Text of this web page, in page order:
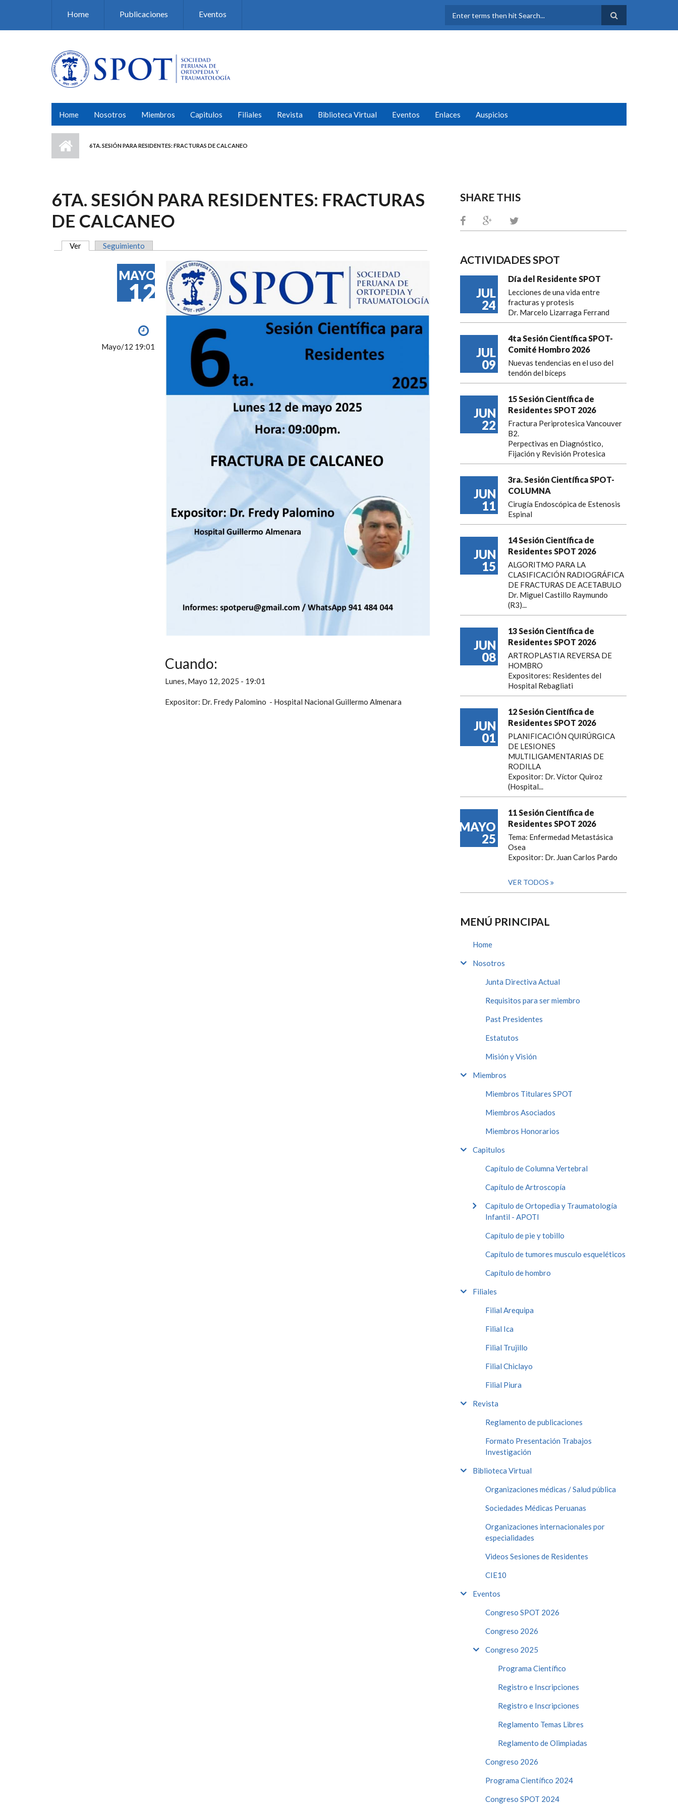
Home Publicaciones Eventos
FORMULARIO DE
Home Nosotros Miembros Capitulos Filiales Revista Biblioteca Virtual Eventos Enlaces Auspicios
6TA. SESIÓN PARA RESIDENTES: FRACTURAS DE CALCANEO
6TA. SESIÓN PARA RESIDENTES: FRACTURAS
DE CALCANEO
SOLAPAS PRINCIPALES
Ver (solapa activa)
Seguimiento
MAYO
12
Mayo/12 19:01
Cuando:
Lunes, Mayo 12, 2025 - 19:01
Expositor: Dr. Fredy Palomino - Hospital Nacional Guillermo Almenara
SHARE THIS
ACTIVIDADES SPOT
JUL
24
Día del Residente SPOT
Lecciones de una vida entre
fracturas y protesis
Dr. Marcelo Lizarraga Ferrand
JUL
09
4ta Sesión Científica SPOT-
Comité Hombro 2026
Nuevas tendencias en el uso del
tendón del bíceps
JUN
22
15 Sesión Científica de
Residentes SPOT 2026
Fractura Periprotesica Vancouver
B2.
Perpectivas en Diagnóstico,
Fijación y Revisión Protesica
JUN
11
3ra. Sesión Científica SPOT-
COLUMNA
Cirugía Endoscópica de Estenosis
Espinal
JUN
15
14 Sesión Científica de
Residentes SPOT 2026
ALGORITMO PARA LA
CLASIFICACIÓN RADIOGRÁFICA
DE FRACTURAS DE ACETABULO
Dr. Miguel Castillo Raymundo
(R3)...
JUN
08
13 Sesión Científica de
Residentes SPOT 2026
ARTROPLASTIA REVERSA DE
HOMBRO
Expositores: Residentes del
Hospital Rebagliati
JUN
01
12 Sesión Científica de
Residentes SPOT 2026
PLANIFICACIÓN QUIRÚRGICA
DE LESIONES
MULTILIGAMENTARIAS DE
RODILLA
Expositor: Dr. Víctor Quiroz
(Hospital...
MAYO
25
11 Sesión Científica de
Residentes SPOT 2026
Tema: Enfermedad Metastásica
Osea
Expositor: Dr. Juan Carlos Pardo
VER TODOS
MENÚ PRINCIPAL
Home
Nosotros
Junta Directiva Actual
Requisitos para ser miembro
Past Presidentes
Estatutos
Misión y Visión
Miembros
Miembros Titulares SPOT
Miembros Asociados
Miembros Honorarios
Capitulos
Capítulo de Columna Vertebral
Capítulo de Artroscopía
Capítulo de Ortopedia y Traumatología
Infantil - APOTI
Capítulo de pie y tobillo
Capítulo de tumores musculo esqueléticos
Capítulo de hombro
Filiales
Filial Arequipa
Filial Ica
Filial Trujillo
Filial Chiclayo
Filial Piura
Revista
Reglamento de publicaciones
Formato Presentación Trabajos
Investigación
Biblioteca Virtual
Organizaciones médicas / Salud pública
Sociedades Médicas Peruanas
Organizaciones internacionales por
especialidades
Videos Sesiones de Residentes
CIE10
Eventos
Congreso SPOT 2026
Congreso 2026
Congreso 2025
Programa Científico
Registro e Inscripciones
Registro e Inscripciones
Reglamento Temas Libres
Reglamento de Olimpiadas
Congreso 2026
Programa Científico 2024
Congreso SPOT 2024